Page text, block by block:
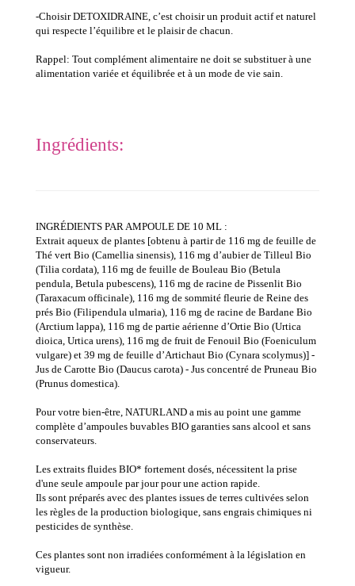
-Choisir DETOXIDRAINE, c’est choisir un produit actif et naturel
qui respecte l’équilibre et le plaisir de chacun.
Rappel: Tout complément alimentaire ne doit se substituer à une
alimentation variée et équilibrée et à un mode de vie sain.
Ingrédients:
INGRÉDIENTS PAR AMPOULE DE 10 ML :
Extrait aqueux de plantes [obtenu à partir de 116 mg de feuille de
Thé vert Bio (Camellia sinensis), 116 mg d’aubier de Tilleul Bio
(Tilia cordata), 116 mg de feuille de Bouleau Bio (Betula
pendula, Betula pubescens), 116 mg de racine de Pissenlit Bio
(Taraxacum officinale), 116 mg de sommité fleurie de Reine des
prés Bio (Filipendula ulmaria), 116 mg de racine de Bardane Bio
(Arctium lappa), 116 mg de partie aérienne d’Ortie Bio (Urtica
dioica, Urtica urens), 116 mg de fruit de Fenouil Bio (Foeniculum
vulgare) et 39 mg de feuille d’Artichaut Bio (Cynara scolymus)] -
Jus de Carotte Bio (Daucus carota) - Jus concentré de Pruneau Bio
(Prunus domestica).
Pour votre bien-être, NATURLAND a mis au point une gamme
complète d’ampoules buvables BIO garanties sans alcool et sans
conservateurs.
Les extraits fluides BIO* fortement dosés, nécessitent la prise
d'une seule ampoule par jour pour une action rapide.
Ils sont préparés avec des plantes issues de terres cultivées selon
les règles de la production biologique, sans engrais chimiques ni
pesticides de synthèse.
Ces plantes sont non irradiées conformément à la législation en
vigueur.